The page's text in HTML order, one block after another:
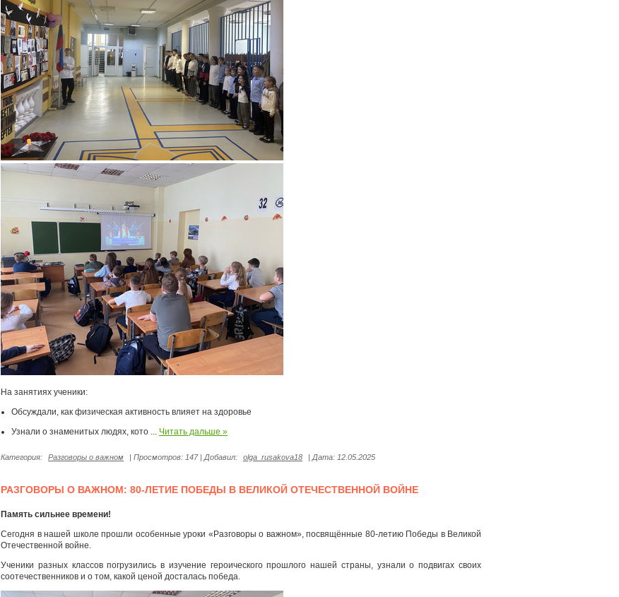
На занятиях ученики:
Обсуждали, как физическая активность влияет на здоровье
Узнали о знаменитых людях, кото ... Читать дальше »
Категория: Разговоры о важном | Просмотров: 147 | Добавил: olga_rusakova18 | Дата: 12.05.2025
РАЗГОВОРЫ О ВАЖНОМ: 80-ЛЕТИЕ ПОБЕДЫ В ВЕЛИКОЙ ОТЕЧЕСТВЕННОЙ ВОЙНЕ
Память сильнее времени!
Сегодня в нашей школе прошли особенные уроки «Разговоры о важном», посвящённые 80-летию Победы в Великой
Отечественной войне.
Ученики разных классов погрузились в изучение героического прошлого нашей страны, узнали о подвигах своих
соотечественников и о том, какой ценой досталась победа.